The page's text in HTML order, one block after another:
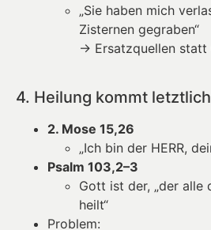
„Sie haben mich
Zisternen gegraben“
→ Ersatzquellen statt
4. Heilung kommt
2. Mose 15,26
„Ich bin der HERR,
Psalm 103,2–3
Gott ist der, „der alle
heilt“
Problem: